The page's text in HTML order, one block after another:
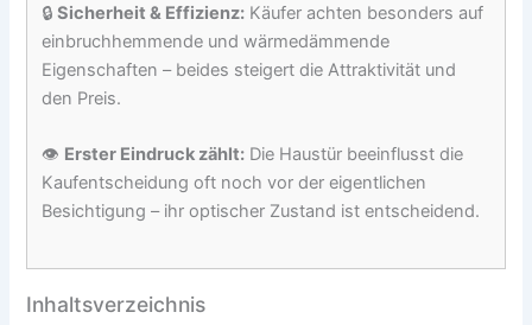
🔒Sicherheit & Effizienz: Käufer achten besonders auf
einbruchhemmende und wärmedämmende
Eigenschaften – beides steigert die Attraktivität und
den Preis.
👁️ Erster Eindruck zählt: Die Haustür beeinflusst die
Kaufentscheidung oft noch vor der eigentlichen
Besichtigung – ihr optischer Zustand ist entscheidend.
Inhaltsverzeichnis